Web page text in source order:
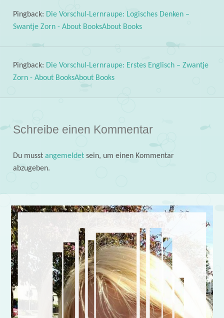
Pingback: Die Vorschul-Lernraupe: Logisches Denken –
Swantje Zorn - About BooksAbout Books
Pingback: Die Vorschul-Lernraupe: Erstes Englisch – Zwantje
Zorn - About BooksAbout Books
Schreibe einen Kommentar
Du musst angemeldetsein, um einen Kommentar
abzugeben.